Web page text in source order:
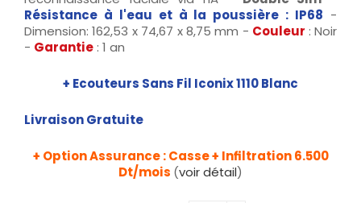
Résistance à l'eau et à la poussière : IP68 -
Dimension: 162,53 x 74,67 x 8,75 mm - Couleur : Noir
- Garantie : 1 an
+ Ecouteurs Sans Fil Iconix 1110 Blanc
Livraison Gratuite
+ Option Assurance : Casse + Infiltration 6.500
Dt/mois (voir détail)